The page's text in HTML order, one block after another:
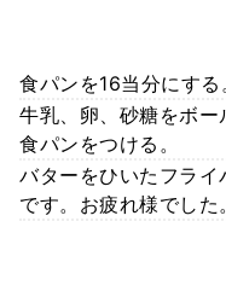
食パンを16当分にする
牛乳、卵、砂糖をボ
食パンをつける。
バターをひいたフラ
です。お疲れ様でした。